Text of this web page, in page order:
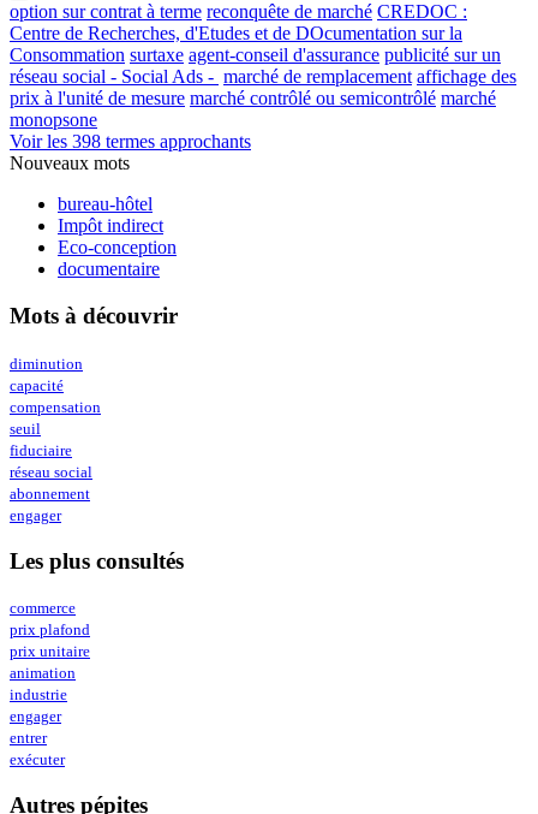
option sur contrat à terme reconquête de marché CREDOC :
Centre de Recherches, d'Etudes et de DOcumentation sur la
Consommation surtaxe agent-conseil d'assurance publicité sur un
réseau social - Social Ads - marché de remplacement affichage des
prix à l'unité de mesure marché contrôlé ou semicontrôlé marché
monopsone
Voir les 398 termes approchants
Nouveaux mots
bureau-hôtel
Impôt indirect
Eco-conception
documentaire
Mots à découvrir
diminution
capacité
compensation
seuil
fiduciaire
réseau social
abonnement
engager
Les plus consultés
commerce
prix plafond
prix unitaire
animation
industrie
engager
entrer
exécuter
Autres pépites